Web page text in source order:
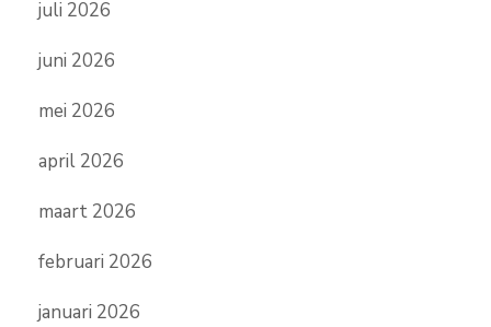
juli 2026
juni 2026
mei 2026
april 2026
maart 2026
februari 2026
januari 2026